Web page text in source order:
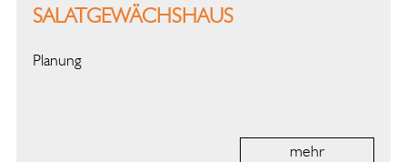
SALATGEWÄCHSHAUS
Planung
mehr